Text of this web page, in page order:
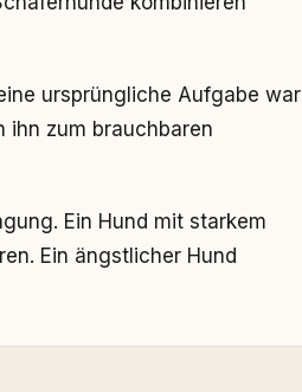
ursprüngliche Aufgabe war
ihn zum brauchbaren
Ein Hund mit starkem
Ein ängstlicher Hund